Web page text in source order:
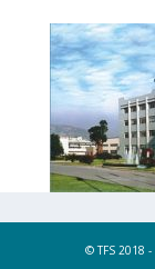
© TFS 2018 -